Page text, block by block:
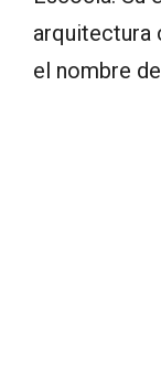
arquitectura
el nombre